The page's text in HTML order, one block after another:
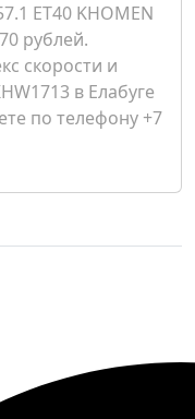
ET40 KHOMEN
рублей.
скорости и
в Елабуге
по телефону +7